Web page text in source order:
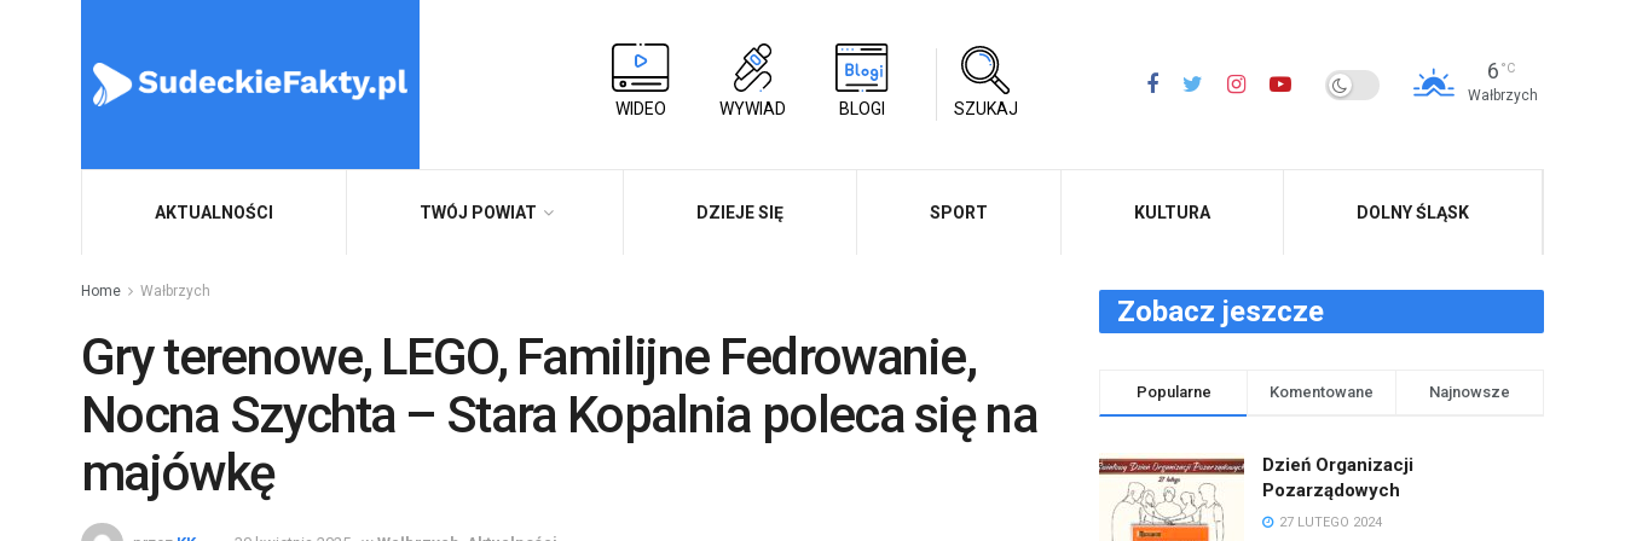
WIDEO WYWIAD BLOGI SZUKAJ
6 °C
Wałbrzych
AKTUALNOŚCI TWÓJ POWIAT DZIEJE SIĘ SPORT KULTURA DOLNY ŚLĄSK
Home Wałbrzych
Gry terenowe, LEGO, Familijne Fedrowanie,
Nocna Szychta – Stara Kopalnia poleca się na
majówkę
Zobacz jeszcze
Popularne Komentowane Najnowsze
Dzień Organizacji
Pozarządowych
27 LUTEGO 2024